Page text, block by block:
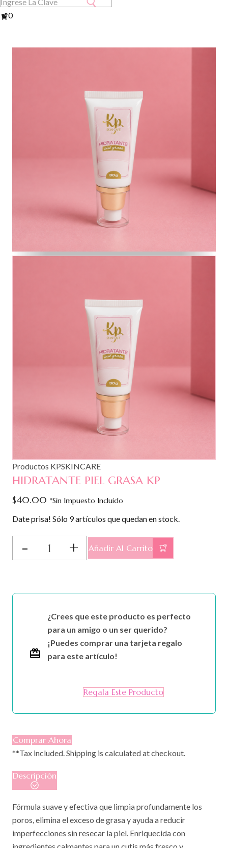
Ver
0
Productos KPSKINCARE
HIDRATANTE PIEL GRASA KP
$40.00 *Sin Impuesto Incluido
Date prisa! Sólo 9 artículos que quedan en stock.
HIDRATANTE
PIEL
cantidad
Añadir Al Carrito
¿Crees que este producto es perfecto
para un amigo o un ser querido?
¡Puedes comprar una tarjeta regalo
para este artículo!
Regala Este Producto
Comprar Ahora
**Tax included. Shipping is calculated at checkout.
Descripción
Fórmula suave y efectiva que limpia profundamente los
poros, elimina el exceso de grasa y ayuda a reducir
imperfecciones sin resecar la piel. Enriquecida con